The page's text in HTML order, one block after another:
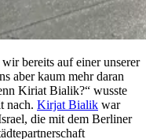
wir bereits auf einer unserer
aber kaum mehr daran
Kiriat Bialik?“ wusste
nach. Kirjat Bialik war
die mit dem Berliner